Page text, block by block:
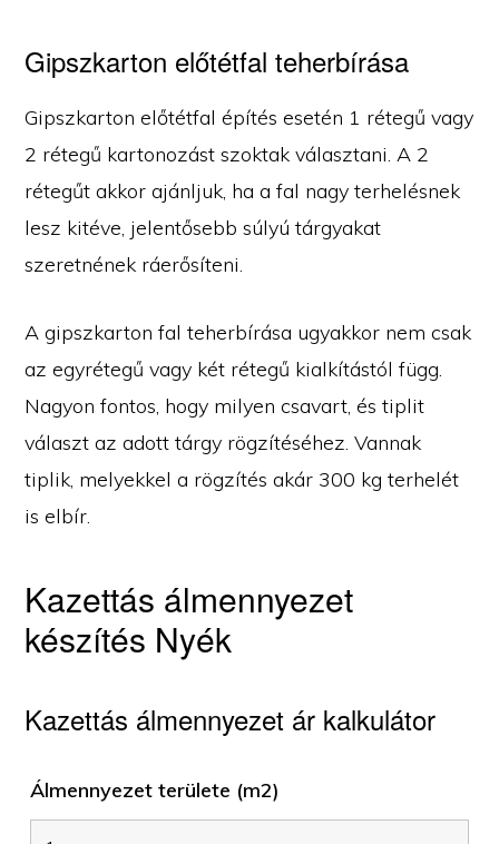
Gipszkarton előtétfal teherbírása
Gipszkarton előtétfal építés esetén 1 rétegű vagy
2 rétegű kartonozást szoktak választani. A 2
rétegűt akkor ajánljuk, ha a fal nagy terhelésnek
lesz kitéve, jelentősebb súlyú tárgyakat
szeretnének ráerősíteni.
A gipszkarton fal teherbírása ugyakkor nem csak
az egyrétegű vagy két rétegű kialkítástól függ.
Nagyon fontos, hogy milyen csavart, és tiplit
választ az adott tárgy rögzítéséhez. Vannak
tiplik, melyekkel a rögzítés akár 300 kg terhelét
is elbír.
Kazettás álmennyezet
készítés Nyék
Kazettás álmennyezet ár kalkulátor
Álmennyezet területe (m2)